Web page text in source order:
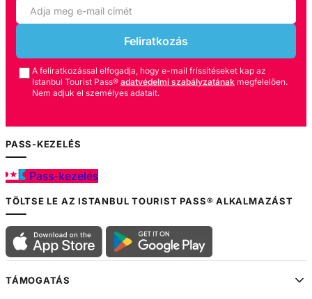
Feliratkozás
A feliratkozással elfogadja, hogy e-mail fríssítéseket kap az
Istanbul Tourist Pass® adatvédelmi szabályzatának megfelelően.
Nem adjuk el személyes adatait.
PASS-KEZELÉS
Pass-kezelés
TÖLTSE LE AZ ISTANBUL TOURIST PASS® ALKALMAZÁST
TÁMOGATÁS